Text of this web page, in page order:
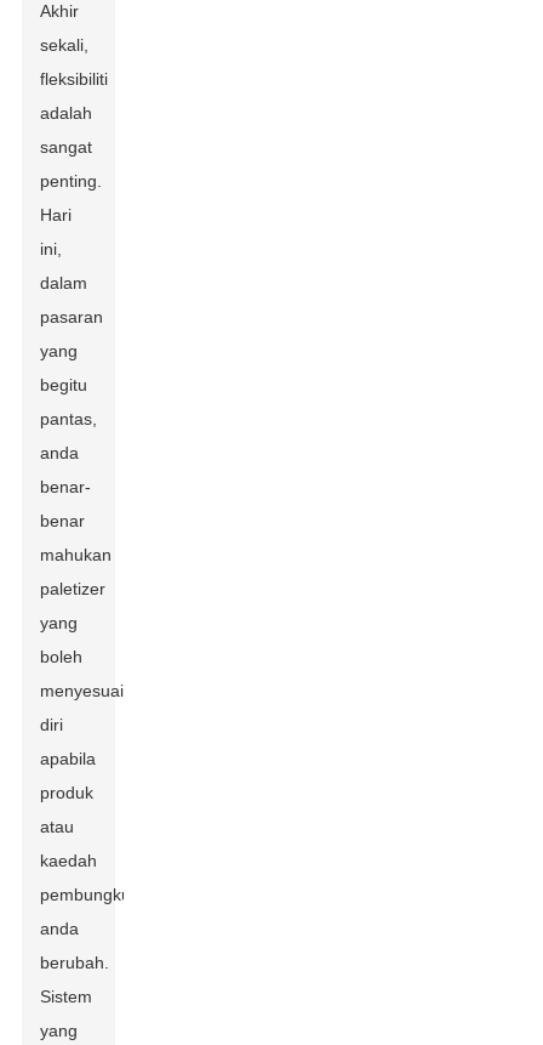
Akhir
sekali,
fleksibiliti
adalah
sangat
penting.
Hari
ini,
dalam
pasaran
yang
begitu
pantas,
anda
benar-
benar
mahukan
paletizer
yang
boleh
menyesuaikan
diri
apabila
produk
atau
kaedah
pembungkusan
anda
berubah.
Sistem
yang